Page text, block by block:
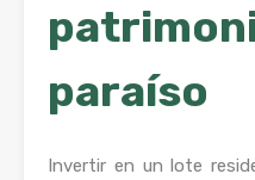
paraíso
Invertir en un lote